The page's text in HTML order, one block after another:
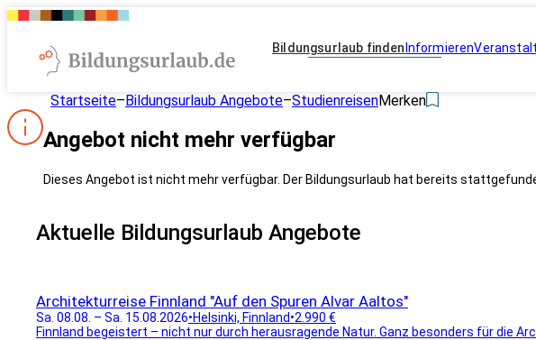
Bildungsurlaub finden Informieren
Startseite–Bildungsurlaub Angebote–StudienreisenMerken
Angebot nicht mehr verfügbar
Dieses Angebot ist nicht mehr verfügbar. Der Bildungsurlaub hat bereits
Aktuelle Bildungsurlaub Angebote
Architekturreise Finnland "Auf den Spuren Alvar Aaltos"
Sa. 08.08. – Sa. 15.08.2026•Helsinki, Finnland•2.990 €
Finnland begeistert – nicht nur durch herausragende Natur. Ganz besonders für die